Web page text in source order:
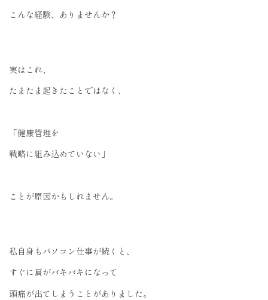
こんな経験、ありませんか？
実はこれ、
たまたま起きたことではなく、
「健康管理を
戦略に組み込めていない」
ことが原因かもしれません。
私自身もパソコン仕事が続くと、
すぐに肩がバキバキになって
頭痛が出てしまうことがありました。